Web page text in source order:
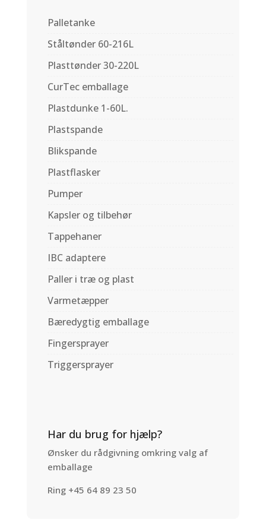
Palletanke
Ståltønder 60-216L
Plasttønder 30-220L
CurTec emballage
Plastdunke 1-60L.
Plastspande
Blikspande
Plastflasker
Pumper
Kapsler og tilbehør
Tappehaner
IBC adaptere
Paller i træ og plast
Varmetæpper
Bæredygtig emballage
Fingersprayer
Triggersprayer
Har du brug for hjælp?
Ønsker du rådgivning omkring valg af
emballage
Ring +45 64 89 23 50